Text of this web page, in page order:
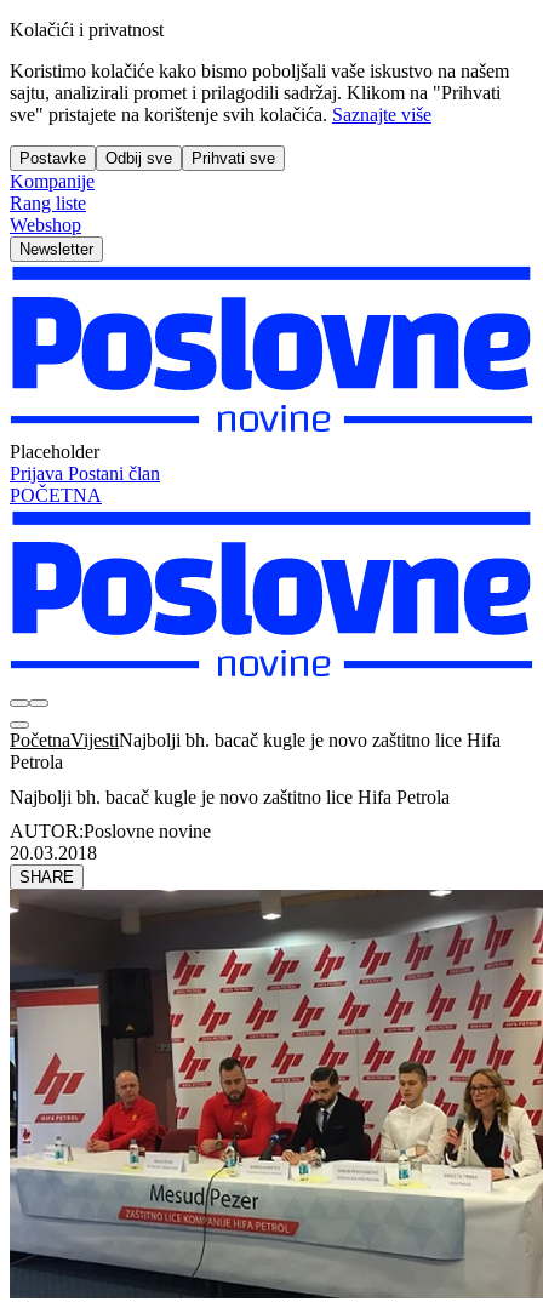
Kolačići i privatnost
Koristimo kolačiće kako bismo poboljšali vaše iskustvo na našem
sajtu, analizirali promet i prilagodili sadržaj. Klikom na "Prihvati
sve" pristajete na korištenje svih kolačića. Saznajte više
Postavke Odbij sve Prihvati sve
Kompanije
Rang liste
Webshop
Newsletter
Placeholder
Prijava Postani član
POČETNA
PočetnaVijestiNajbolji bh. bacač kugle je novo zaštitno lice Hifa
Petrola
Najbolji bh. bacač kugle je novo zaštitno lice Hifa Petrola
AUTOR:Poslovne novine
20.03.2018
SHARE